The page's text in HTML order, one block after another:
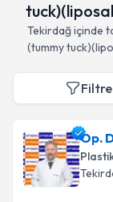
Tekirdağiçinde
(tummy
Op.